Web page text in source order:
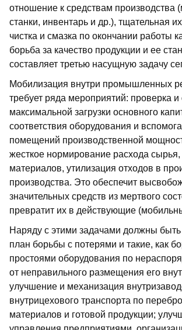
отношение к средствам производства
станки, инвентарь и др.), тщательная
чистка и смазка по окончании работы
борьба за качество продукции и ее
составляет третью насущную задачу
Мобилизация внутри промышленных
требует ряда мероприятий: проверка
максимальной загрузки основного
соответствия оборудования и
помещений производственной
жесткое нормирование расхода сырья,
материалов, утилизация отходов в
производства. Это обеспечит
значительных средств из мертвого
превратит их в действующие
Наряду с этими задачами должны
план борьбы с потерями и такие, как
простоями оборудования по
от неправильного размещения его
улучшение и механизация
внутрицехового транспорта по
материалов и готовой продукции;